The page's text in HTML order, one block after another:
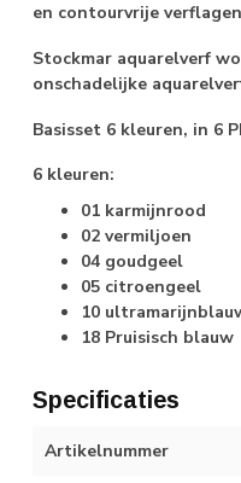
en contourvrije
Stockmar aquarelverf
onschadelijke
Basisset 6 kleuren, in 6
6 kleuren:
01 karmijnrood
02 vermiljoen
04 goudgeel
05 citroengeel
10
18 Pruisisch blauw
Specificaties
Artikelnummer